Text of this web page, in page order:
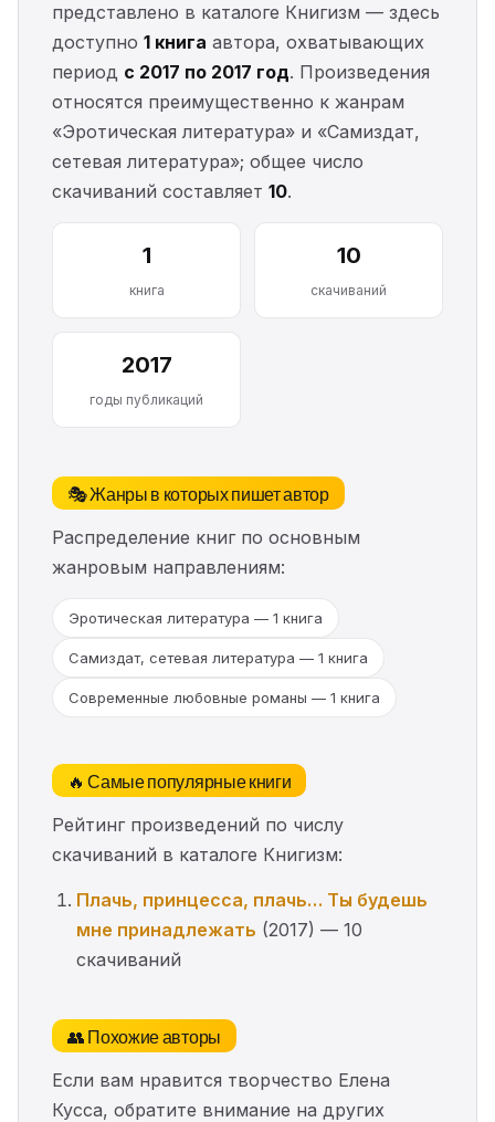
представлено в каталоге Книгизм — здесь
доступно 1 книга автора, охватывающих
период с 2017 по 2017 год. Произведения
относятся преимущественно к жанрам
«Эротическая литература» и «Самиздат,
сетевая литература»; общее число
скачиваний составляет 10.
1
книга
10
скачиваний
2017
годы публикаций
🎭 Жанры в которых пишет автор
Распределение книг по основным
жанровым направлениям:
Эротическая литература — 1 книга
Самиздат, сетевая литература — 1 книга
Современные любовные романы — 1 книга
🔥 Самые популярные книги
Рейтинг произведений по числу
скачиваний в каталоге Книгизм:
Плачь, принцесса, плачь… Ты будешь
мне принадлежать (2017) — 10
скачиваний
👥 Похожие авторы
Если вам нравится творчество Елена
Кусса, обратите внимание на других